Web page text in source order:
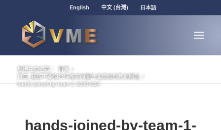
English 中文 (台灣) 日本語
您現在的位置： 首頁
首頁_舊版不要但合作廠商的圖片能連結到其他網站
hands-joined-by-team-1-1030×514
hands-joined-by-team-1-